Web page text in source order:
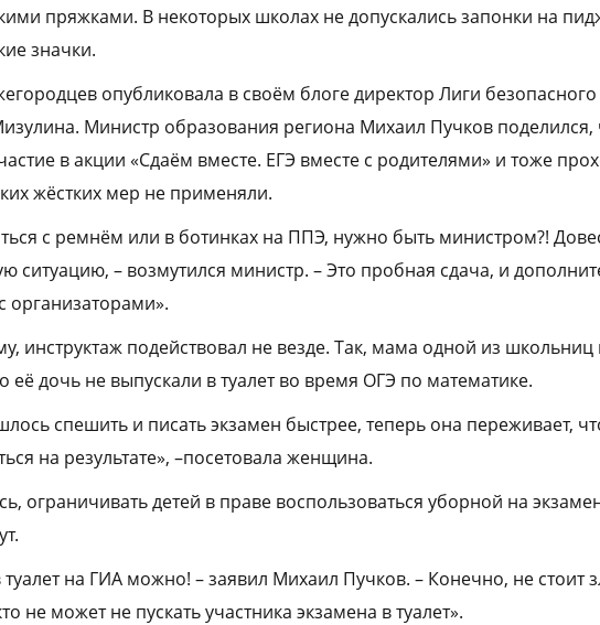
пряжками. В некоторых школах не допускались запонки на
значки.
опубликовала в своём блоге директор Лиги безопасного
Министр образования региона Михаил Пучков поделился,
в акции «Сдаём вместе. ЕГЭ вместе с родителями» и тоже
жёстких мер не применяли.
с ремнём или в ботинках на ППЭ, нужно быть министром?!
ситуацию, – возмутился министр. – Это пробная сдача, и
организаторами».
инструктаж подействовал не везде. Так, мама одной из
её дочь не выпускали в туалет во время ОГЭ по математике.
спешить и писать экзамен быстрее, теперь она переживает,
на результате», –посетовала женщина.
ограничивать детей в праве воспользоваться уборной на
на ГИА можно! – заявил Михаил Пучков. – Конечно, не стоит
не может не пускать участника экзамена в туалет».